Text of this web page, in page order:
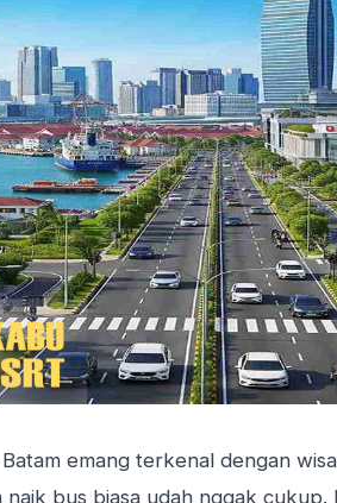
Batam emang terkenal dengan
naik bus biasa udah nggak